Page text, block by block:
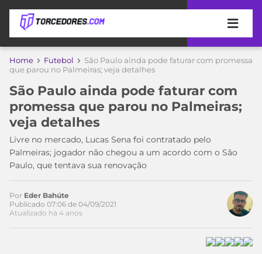
APOSTAS
DE
APOSTA
MELHORES
SITES
DE
APOSTAS
2026
COPA
DO
MUNDO
TIMES
MEU
TIME
CAMPEONATOS
Home Futebol
São Paulo ainda pode faturar com promessa
que parou no Palmeiras; veja detalhes
São Paulo ainda pode faturar com
promessa que parou no Palmeiras;
veja detalhes
Livre no mercado, Lucas Sena foi contratado pelo
Palmeiras; jogador não chegou a um acordo com o São
Paulo, que tentava sua renovação
Por Eder Bahúte
Publicado 07:06 de 04/09/2021
Atualizado há 4 anos